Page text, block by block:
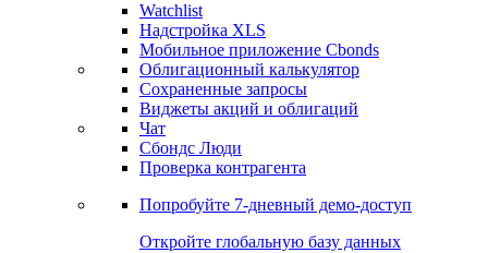
Получить доступ
Инструментарий
Портфель
Watchlist
Надстройка XLS
Мобильное приложение Cbonds
Облигационный калькулятор
Сохраненные запросы
Чат
Проверка контрагента